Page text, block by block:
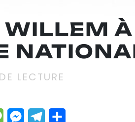
WILLEM À
LECTURE
MessageMessenger
Telegram